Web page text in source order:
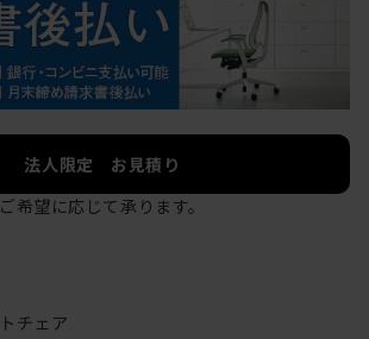
法人限定 お見積り
ご希望に応じて承ります。